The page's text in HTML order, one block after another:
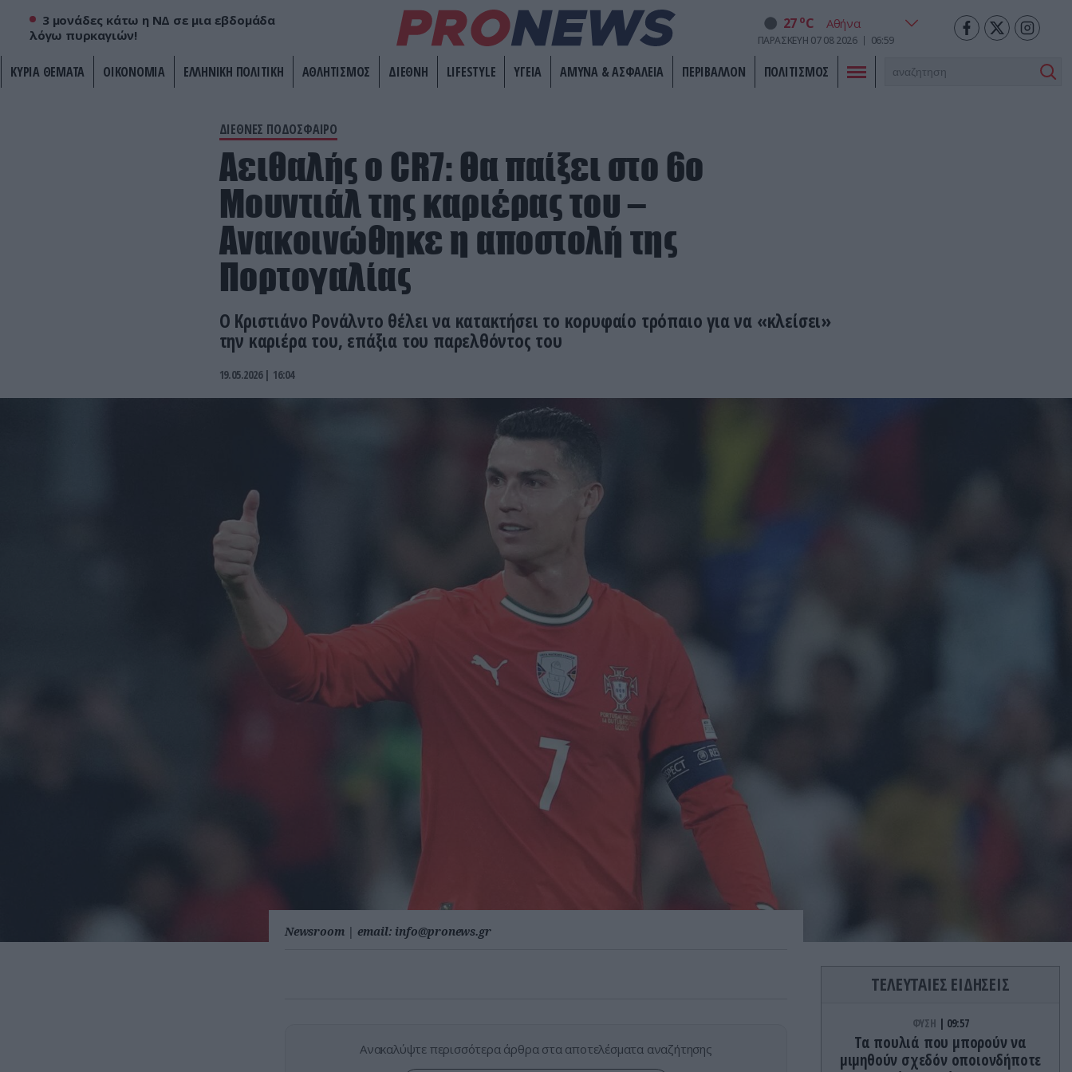
3 μονάδες κάτω η ΝΔ σε μια εβδομάδα
λόγω πυρκαγιών!
27 oC
ΠΑΡΑΣΚΕΥΗ 07 08 2026 06:59
ΚΥΡΙΑ ΘΕΜΑΤΑ ΟΙΚΟΝΟΜΙΑ ΕΛΛΗΝΙΚΗ ΠΟΛΙΤΙΚΗ ΑΘΛΗΤΙΣΜΟΣ ΔΙΕΘΝΗ LIFESTYLE ΥΓΕΙΑ ΑΜΥΝΑ & ΑΣΦΑΛΕΙΑ ΠΕΡΙΒΑΛΛΟΝ ΠΟΛΙΤΙΣΜΟΣ
ΔΙΕΘΝΕΣ ΠΟΔΟΣΦΑΙΡΟ
Αειθαλής ο CR7: Θα παίξει στο 6ο
Μουντιάλ της καριέρας του –
Ανακοινώθηκε η αποστολή της
Πορτογαλίας
Ο Κριστιάνο Ρονάλντο θέλει να κατακτήσει το κορυφαίο τρόπαιο για να «κλείσει»
την καριέρα του, επάξια του παρελθόντος του
19.05.2026 | 16:04
Newsroom | email: info@pronews.gr
Ανακαλύψτε περισσότερα άρθρα στα αποτελέσματα αναζήτησης
ΤΕΛΕΥΤΑΙΕΣ ΕΙΔΗΣΕΙΣ
ΦΥΣΗ 09:57
Τα πουλιά που μπορούν να
μιμηθούν σχεδόν οποιονδήποτε